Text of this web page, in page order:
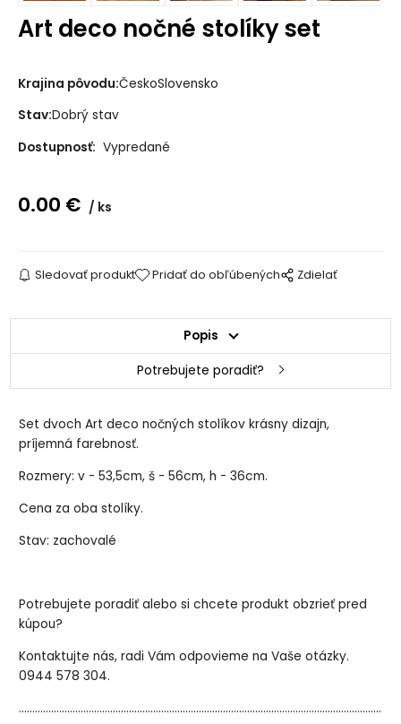
Art deco nočné stolíky set
Krajina pôvodu:ČeskoSlovensko
Stav:Dobrý stav
Dostupnosť: Vypredané
0.00 € ks
Sledovať produkt Pridať do obľúbených Zdielať
Popis
Potrebujete poradiť?
Set dvoch Art deco nočných stolíkov krásny dizajn,
príjemná farebnosť.
Rozmery: v - 53,5cm, š - 56cm, h - 36cm.
Cena za oba stolíky.
Stav: zachovalé
Potrebujete poradiť alebo si chcete produkt obzrieť pred
kúpou?
Kontaktujte nás, radi Vám odpovieme na Vaše otázky.
0944 578 304.